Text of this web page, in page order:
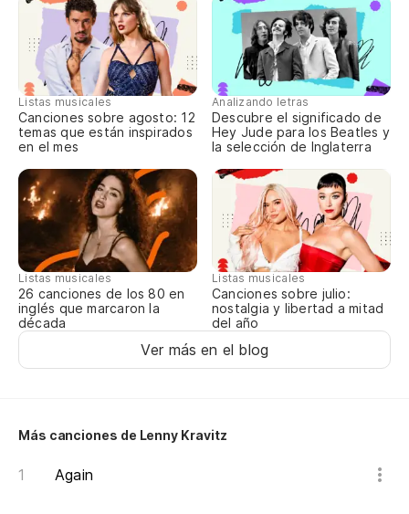
Listas musicales
Canciones sobre agosto: 12
temas que están inspirados
en el mes
Analizando letras
Descubre el significado de
Hey Jude para los Beatles y
la selección de Inglaterra
Listas musicales
26 canciones de los 80 en
inglés que marcaron la
década
Listas musicales
Canciones sobre julio:
nostalgia y libertad a mitad
del año
Ver más en el blog
Más canciones de Lenny Kravitz
Again